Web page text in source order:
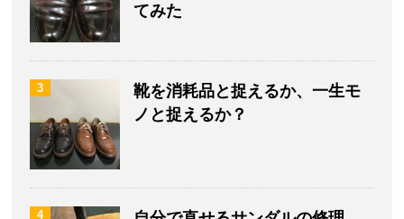
てみた
3
靴を消耗品と捉えるか、一生モ
ノと捉えるか？
4